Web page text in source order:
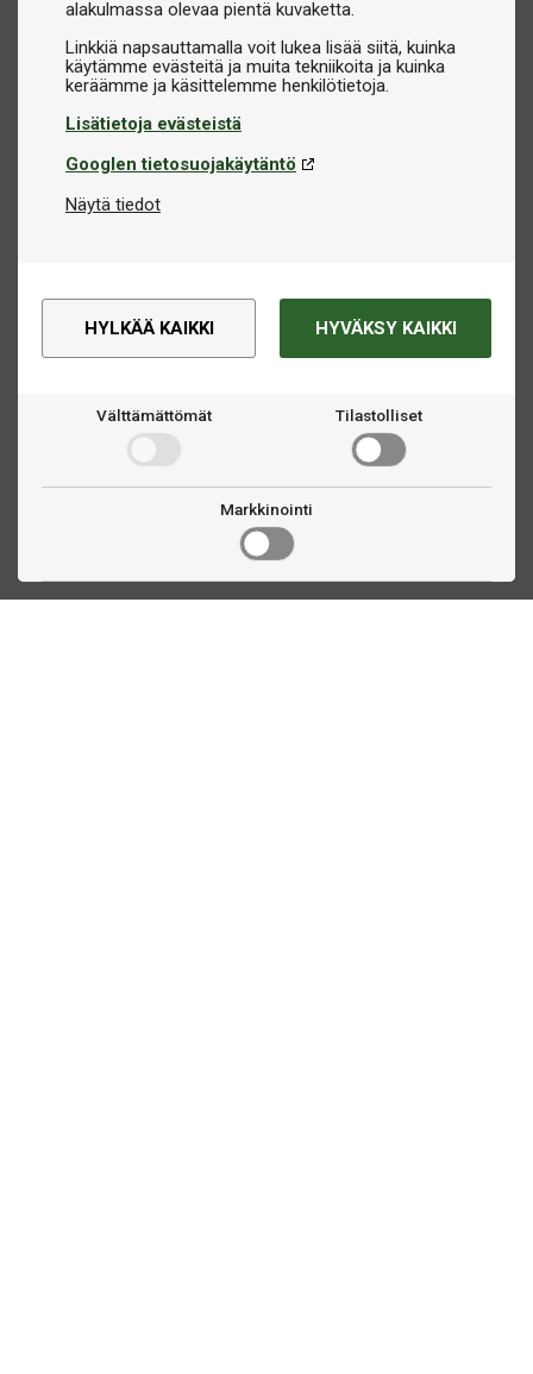
alakulmassa olevaa pientä kuvaketta.
Linkkiä napsauttamalla voit lukea lisää siitä, kuinka
käytämme evästeitä ja muita tekniikoita ja kuinka
Lisätietoja evästeistä
Googlen tietosuojakäytäntö
Näytä tiedot
HYLKÄÄ KAIKKI HYVÄKSY KAIKKI
Välttämättömät Tilastolliset
Markkinointi